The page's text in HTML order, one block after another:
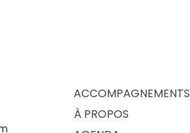
ACCOMPAGNEMENTS
À PROPOS